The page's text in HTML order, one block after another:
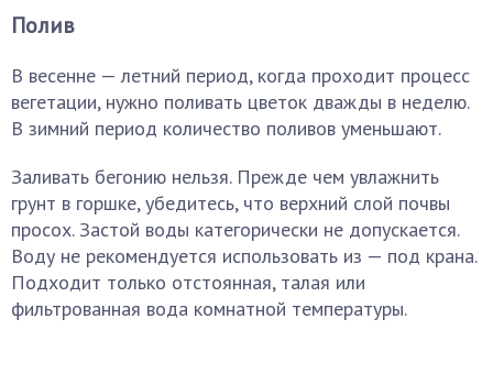
Полив
В весенне — летний период, когда проходит процесс
вегетации, нужно поливать цветок дважды в неделю.
В зимний период количество поливов уменьшают.
Заливать бегонию нельзя. Прежде чем увлажнить
грунт в горшке, убедитесь, что верхний слой почвы
просох. Застой воды категорически не допускается.
Воду не рекомендуется использовать из — под крана.
Подходит только отстоянная, талая или
фильтрованная вода комнатной температуры.